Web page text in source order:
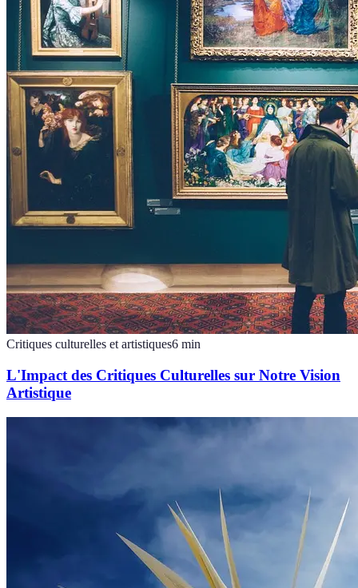
Critiques culturelles et artistiques6 min
L'Impact des Critiques Culturelles sur Notre Vision
Artistique